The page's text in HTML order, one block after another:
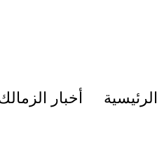
الرئيسية أخبار